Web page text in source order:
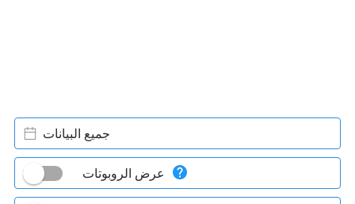
جميع البيانات
عرض الروبوتات